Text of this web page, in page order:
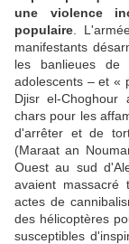
une violence
populaire .
manifestants
les banlieues de
adolescents – et «
Djisr el-
chars pour les
d'arrêter et de
(Maraat an
Ouest au sud
avaient
actes de
des hélicoptères
susceptibles